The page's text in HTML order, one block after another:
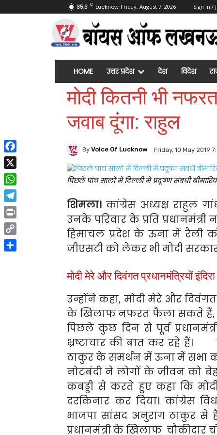
35.3 C Lucknow Friday, August 7, 2026 Sign in /
HOME उत्तर प्रदेश देश विदेश
मोदी कितनी भी
जवाब दूंगा: राहुल
By Voice Of Lucknow Friday, 10 May 2019
पिछले पांच सालों में दिल्ली में प्रदूषण संबंधी
शिमला। कांग्रेस अध्यक्ष राहुल
उनके परिवार के प्रति
हिमाचल प्रदेश के ऊना में रैली
जीएसटी को लेकर भी मोदी
मोदी मेरे और दिवंगत प्रधानमंत्रियों इंदिरा
उन्होंने कहा, मोदी मेरे और दिवंगत
के खिलाफ नफरत फैला सकते हैं,
पिछले कुछ दिन से पूर्व
भ्रष्टाचार की बात कर रहे हैं।
ठाकुर के समर्थन में ऊना में सभा
नोटबंदी ने लोगों के जीवन को
कबड्डी से करते हुए कहा कि
दरकिनार कर दिया। कांग्रेस
भाजपा सांसद अनुराग ठाकुर से
प्रधानमंत्री के खिलाफ चौकीदार
Facebook
X
WhatsApp
Telegram
Print
Copy
Link